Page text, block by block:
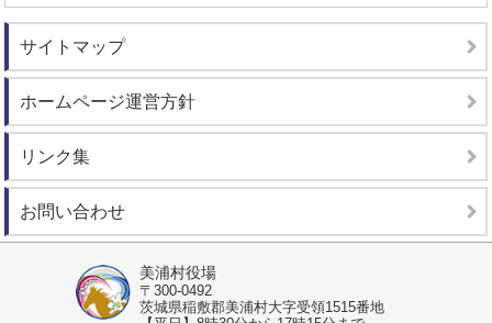
サイトマップ
ホームページ運営方針
リンク集
お問い合わせ
美浦村役場
〒300-0492
茨城県稲敷郡美浦村大字受領1515番地